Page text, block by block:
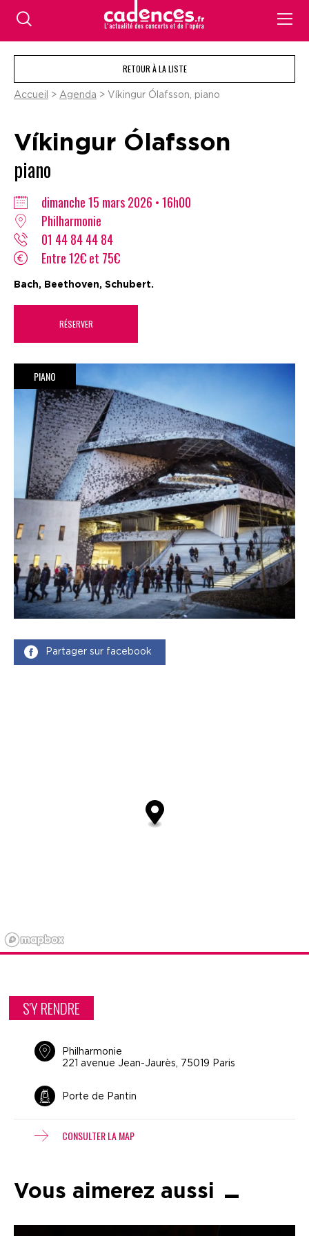
RETOUR À LA LISTE
Accueil > Agenda > Víkingur Ólafsson, piano
Víkingur Ólafsson
piano
dimanche 15 mars 2026 • 16h00
Philharmonie
01 44 84 44 84
Entre 12€ et 75€
Bach, Beethoven, Schubert.
RÉSERVER
PIANO
Partager sur facebook
S'Y RENDRE
Philharmonie
221 avenue Jean-Jaurès, 75019 Paris
Porte de Pantin
CONSULTER LA MAP
Vous aimerez aussi